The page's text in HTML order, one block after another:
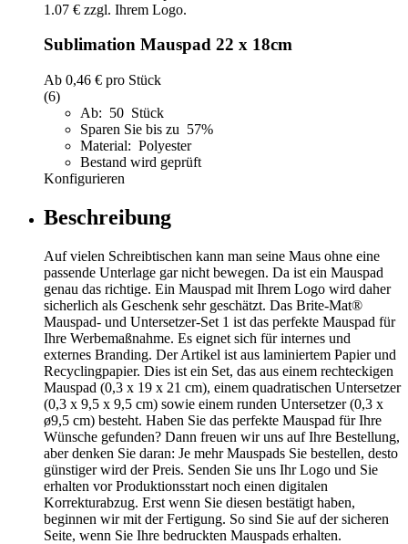
Sublimation Mauspad 22 x 18cm
Ab 0,46 € pro Stück
(6)
Ab: 50 Stück
Sparen Sie bis zu 57%
Material: Polyester
Bestand wird geprüft
Konfigurieren
Beschreibung
Auf vielen Schreibtischen kann man seine Maus ohne eine
passende Unterlage gar nicht bewegen. Da ist ein Mauspad
genau das richtige. Ein Mauspad mit Ihrem Logo wird daher
sicherlich als Geschenk sehr geschätzt. Das Brite-Mat®
Mauspad- und Untersetzer-Set 1 ist das perfekte Mauspad für
Ihre Werbemaßnahme. Es eignet sich für internes und
externes Branding. Der Artikel ist aus laminiertem Papier und
Recyclingpapier. Dies ist ein Set, das aus einem rechteckigen
Mauspad (0,3 x 19 x 21 cm), einem quadratischen Untersetzer
(0,3 x 9,5 x 9,5 cm) sowie einem runden Untersetzer (0,3 x
ø9,5 cm) besteht. Haben Sie das perfekte Mauspad für Ihre
Wünsche gefunden? Dann freuen wir uns auf Ihre Bestellung,
aber denken Sie daran: Je mehr Mauspads Sie bestellen, desto
günstiger wird der Preis. Senden Sie uns Ihr Logo und Sie
erhalten vor Produktionsstart noch einen digitalen
Korrekturabzug. Erst wenn Sie diesen bestätigt haben,
beginnen wir mit der Fertigung. So sind Sie auf der sicheren
Seite, wenn Sie Ihre bedruckten Mauspads erhalten.